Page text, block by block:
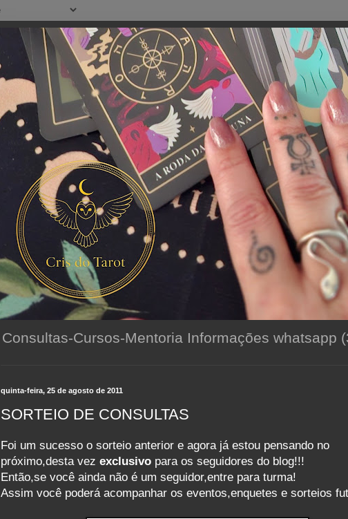
Consultas-Cursos-Mentoria Informações whatsapp
quinta-feira, 25 de agosto de 2011
SORTEIO DE CONSULTAS
Foi um sucesso o sorteio anterior e agora já estou pensando no
próximo,desta vez exclusivo para os seguidores do blog!!!
Então,se você ainda não é um seguidor,entre para turma!
Assim você poderá acompanhar os eventos,enquetes e sorteios